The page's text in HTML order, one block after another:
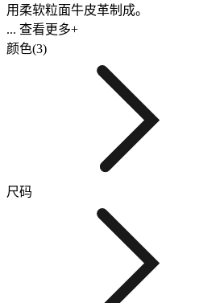
用柔软粒面牛皮革制成。
... 查看更多+
颜色(3)
尺码